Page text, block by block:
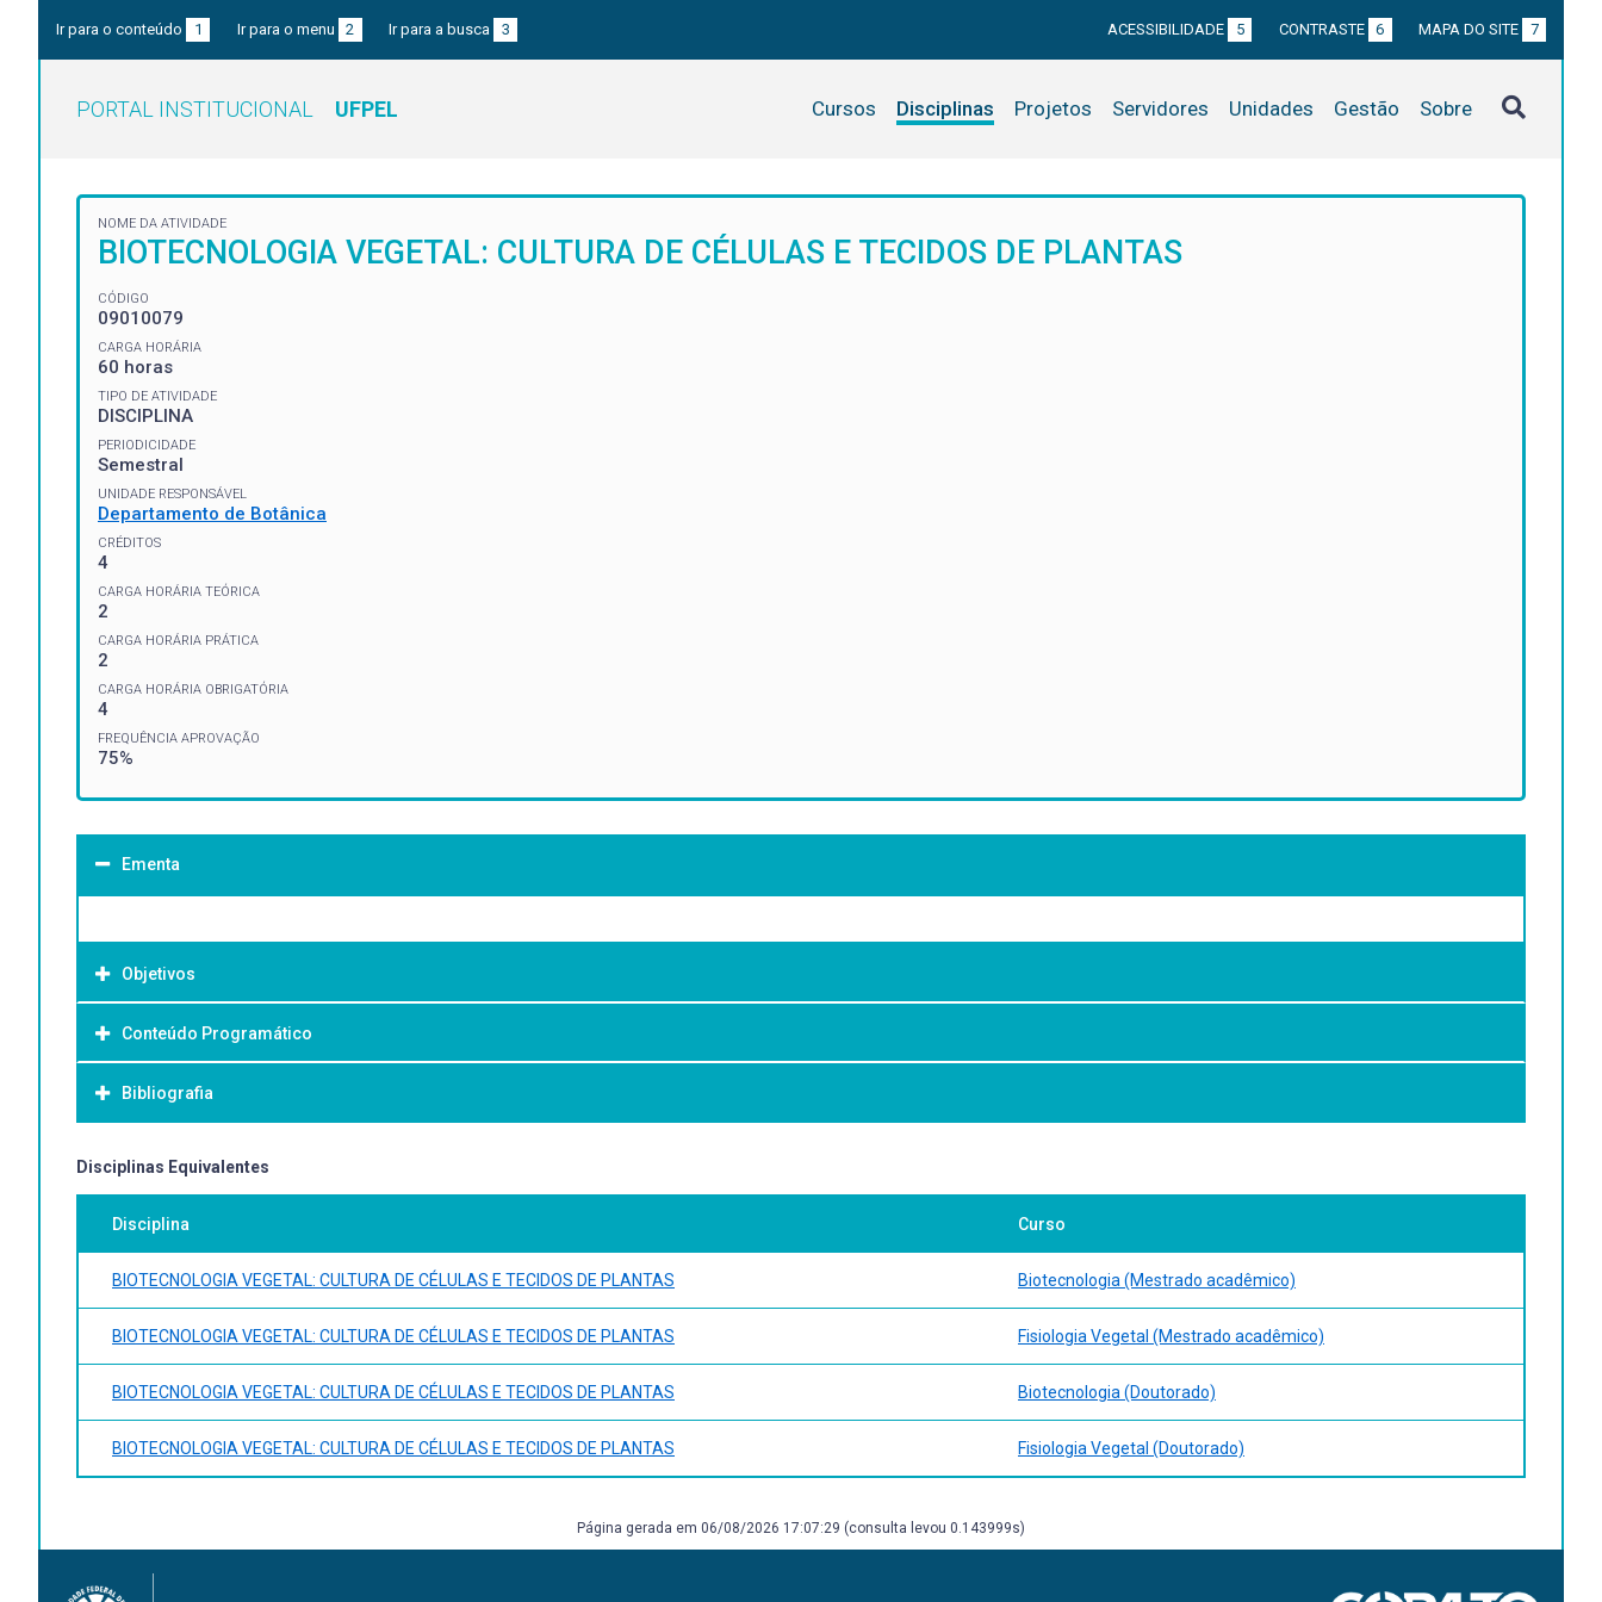
Ir para o conteúdo 1 Ir para o menu 2 Ir para a busca 3 ACESSIBILIDADE 5 CONTRASTE 6 MAPA DO SITE 7
PORTAL INSTITUCIONAL UFPEL Cursos Disciplinas Projetos Servidores Unidades Gestão Sobre
NOME DA ATIVIDADE
BIOTECNOLOGIA VEGETAL: CULTURA DE CÉLULAS E TECIDOS DE PLANTAS
CÓDIGO
09010079
CARGA HORÁRIA
60 horas
TIPO DE ATIVIDADE
DISCIPLINA
PERIODICIDADE
Semestral
UNIDADE RESPONSÁVEL
Departamento de Botânica
CRÉDITOS
4
CARGA HORÁRIA TEÓRICA
2
CARGA HORÁRIA PRÁTICA
2
CARGA HORÁRIA OBRIGATÓRIA
4
FREQUÊNCIA APROVAÇÃO
75%
Ementa
Objetivos
Objetivo Geral:
Conteúdo Programático
Bibliografia
Bibliografia Básica:
Disciplinas Equivalentes
Disciplina Curso
BIOTECNOLOGIA VEGETAL: CULTURA DE CÉLULAS E TECIDOS DE PLANTAS Biotecnologia (Mestrado acadêmico)
BIOTECNOLOGIA VEGETAL: CULTURA DE CÉLULAS E TECIDOS DE PLANTAS Fisiologia Vegetal (Mestrado acadêmico)
BIOTECNOLOGIA VEGETAL: CULTURA DE CÉLULAS E TECIDOS DE PLANTAS Biotecnologia (Doutorado)
BIOTECNOLOGIA VEGETAL: CULTURA DE CÉLULAS E TECIDOS DE PLANTAS Fisiologia Vegetal (Doutorado)
Página gerada em 06/08/2026 17:07:29 (consulta levou 0.143999s)